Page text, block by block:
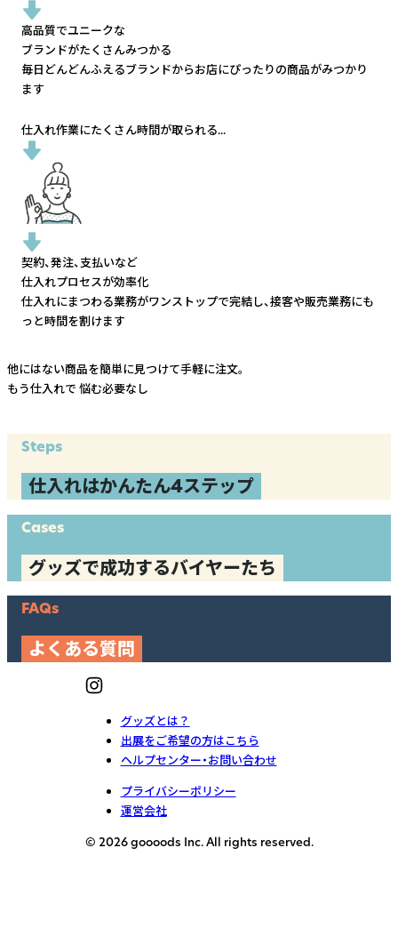
高品質でユニークな
ブランドがたくさんみつかる
毎日どんどんふえるブランドからお店にぴったりの商品がみつかり
ます
仕入れ作業にたくさん時間が取られる...
契約、発注、支払いなど
仕入れプロセスが効率化
仕入れにまつわる業務がワンストップで完結し、接客や販売業務にも
っと時間を割けます
他にはない商品を簡単に見つけて手軽に注文。
もう仕入れで 悩む必要なし
Steps
仕入れはかんたん4ステップ
Cases
グッズで成功するバイヤーたち
FAQs
よくある質問
グッズとは？
出展をご希望の方はこちら
ヘルプセンター・お問い合わせ
プライバシーポリシー
運営会社
© 2026 goooods Inc. All rights reserved.